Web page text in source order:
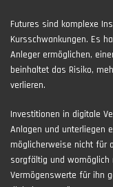
Futures sind komplexe
Kursschwankungen. Es
Anleger ermöglichen,
beinhaltet das Risiko,
verlieren.
Investitionen in digitale
Anlagen und unterliegen
möglicherweise nicht für
sorgfältig und
Vermögenswerte für ihn